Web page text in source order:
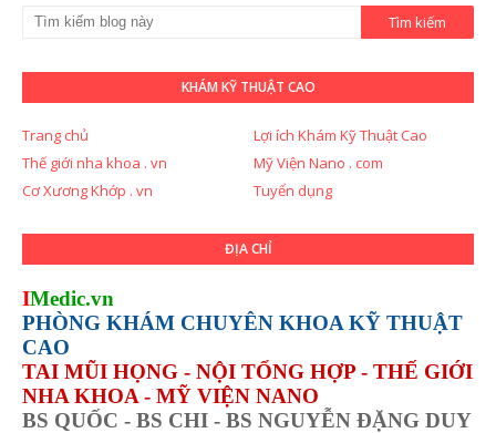
KHÁM KỸ THUẬT CAO
Trang chủ
Lợi ích Khám Kỹ Thuật Cao
Thế giới nha khoa . vn
Mỹ Viện Nano . com
Cơ Xương Khớp . vn
Tuyển dụng
ĐỊA CHỈ
IMedic.vn
PHÒNG KHÁM CHUYÊN KHOA KỸ THUẬT
CAO
TAI MŨI HỌNG - NỘI TỔNG HỢP - THẾ GIỚI
NHA KHOA - MỸ VIỆN NANO
BS QUỐC - BS CHI - BS NGUYỄN ĐẶNG DUY